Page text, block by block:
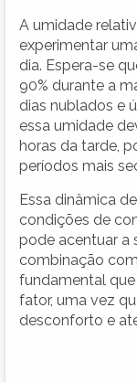
A umidade
experimentar
dia. Espera-se
90% durante a
dias nublados e
essa umidade
horas da tarde,
períodos mais
Essa dinâmica
condições de
pode acentuar a
combinação
fundamental
fator, uma vez
desconforto e